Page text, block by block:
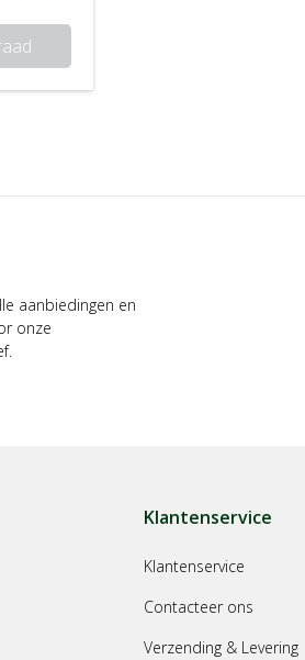
aanbiedingen en
onze
Klantenservice
Klantenservice
Contacteer ons
Verzending & Levering